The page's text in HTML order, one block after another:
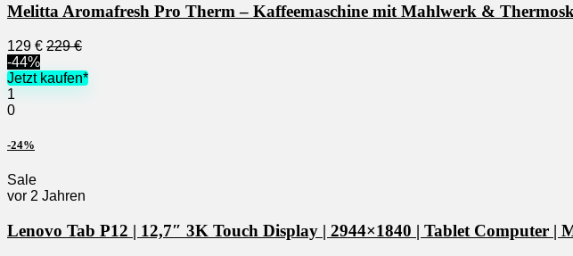
Melitta Aromafresh Pro Therm – Kaffeemaschine mit Mahlwerk &
129 € 229 €
-44%
Jetzt kaufen*
1
0
-24%
Sale
vor 2 Jahren
Lenovo Tab P12 | 12,7″ 3K Touch Display | 2944×1840 | Tablet Computer